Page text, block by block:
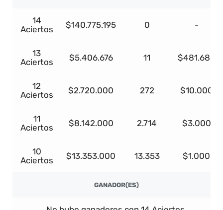
14
Aciertos
$140.775.195 0 -
13
Aciertos
$5.406.676 11 $481.686
12
Aciertos
$2.720.000 272 $10.000
11
Aciertos
$8.142.000 2.714 $3.000
10
Aciertos
$13.353.000 13.353 $1.000
GANADOR(ES)